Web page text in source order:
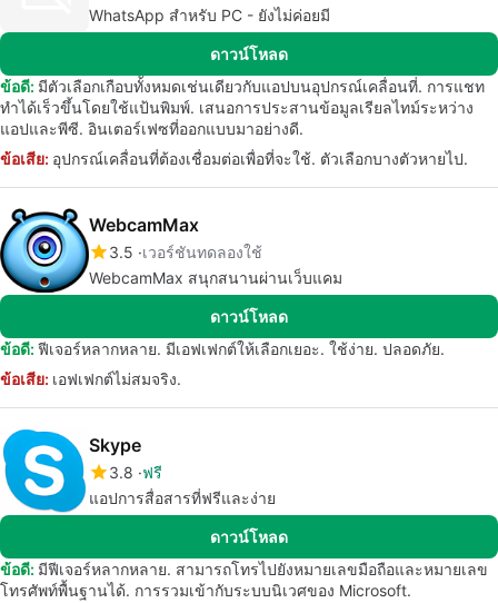
WhatsApp สำหรับ PC - ยังไม่ค่อยมี
ดาวน์โหลด
ข้อดี: มีตัวเลือกเกือบทั้งหมดเช่นเดียวกับแอปบนอุปกรณ์เคลื่อนที่. การแชท
ทำได้เร็วขึ้นโดยใช้แป้นพิมพ์. เสนอการประสานข้อมูลเรียลไทม์ระหว่าง
แอปและพีซี. อินเตอร์เฟซที่ออกแบบมาอย่างดี.
ข้อเสีย: อุปกรณ์เคลื่อนที่ต้องเชื่อมต่อเพื่อที่จะใช้. ตัวเลือกบางตัวหายไป.
WebcamMax
3.5 เวอร์ชันทดลองใช้
WebcamMax สนุกสนานผ่านเว็บแคม
ดาวน์โหลด
ข้อดี: ฟีเจอร์หลากหลาย. มีเอฟเฟกต์ให้เลือกเยอะ. ใช้ง่าย. ปลอดภัย.
ข้อเสีย: เอฟเฟกต์ไม่สมจริง.
Skype
3.8 ฟรี
แอปการสื่อสารที่ฟรีและง่าย
ดาวน์โหลด
ข้อดี: มีฟีเจอร์หลากหลาย. สามารถโทรไปยังหมายเลขมือถือและหมายเลข
โทรศัพท์พื้นฐานได้. การรวมเข้ากับระบบนิเวศของ Microsoft.